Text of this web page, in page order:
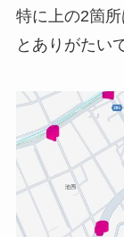
特に上の2箇
とありがたい